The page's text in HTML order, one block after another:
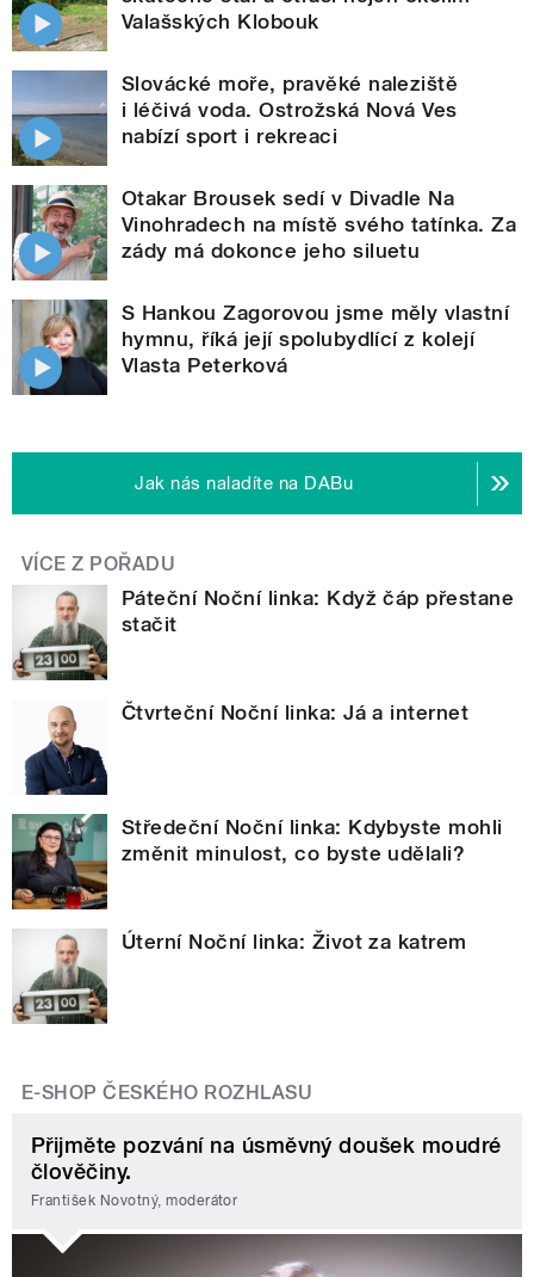
Valašských Klobouk
Slovácké moře, pravěké naleziště
i léčivá voda. Ostrožská Nová Ves
nabízí sport i rekreaci
Otakar Brousek sedí v Divadle Na
Vinohradech na místě svého tatínka. Za
zády má dokonce jeho siluetu
S Hankou Zagorovou jsme měly vlastní
hymnu, říká její spolubydlící z kolejí
Vlasta Peterková
Jak nás naladíte na DABu
VÍCE Z POŘADU
Páteční Noční linka: Když čáp přestane
stačit
Čtvrteční Noční linka: Já a internet
Středeční Noční linka: Kdybyste mohli
změnit minulost, co byste udělali?
Úterní Noční linka: Život za katrem
E-SHOP ČESKÉHO ROZHLASU
Přijměte pozvání na úsměvný doušek moudré
člověčiny.
František Novotný, moderátor